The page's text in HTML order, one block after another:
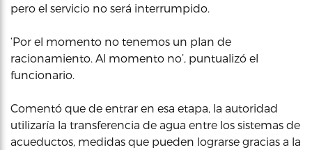
pero el servicio no será interrumpido.
‘Por el momento no tenemos un plan de
racionamiento. Al momento no’, puntualizó el
funcionario.
Comentó que de entrar en esa etapa, la autoridad
utilizaría la transferencia de agua entre los sistemas de
acueductos, medidas que pueden lograrse gracias a la